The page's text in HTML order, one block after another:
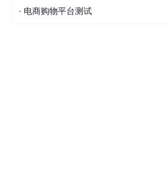
· 电商购物平台测试